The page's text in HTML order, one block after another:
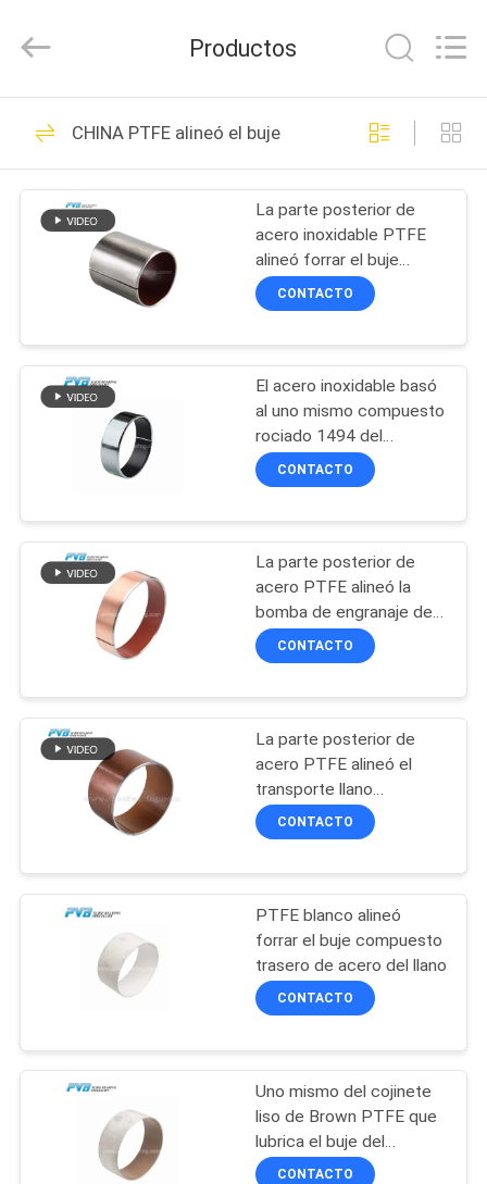
CASA
PRODUCTOS
ESPECTÁCULO
NOSOTROS
RECORRIDO
FÁBRICA
CONTROL
CALIDAD
CONTACTA
NOSOTROS
NOTICIAS
CASOS
Sliding
Bearing
Rights
Transporte de
bronce sólido
10
Transporte de
bronce del grafito
10
Transporte de
bronce envuelto
PTFE alineó el buje
POM Bushing
8
Productos
CHINA PTFE alineó el buje
La parte posterior de
acero inoxidable PTFE
alineó forrar el buje
lubricado uno mismo
llano compuesto
CONTACTO
El acero inoxidable basó
al uno mismo compuesto
rociado 1494 del
estruendo del buje de
PTFE que lubricaba los
CONTACTO
La parte posterior de
acero PTFE alineó la
bomba de engranaje de
Hydrualic que forraba el
transporte llano
CONTACTO
La parte posterior de
acero PTFE alineó el
transporte llano
compuesto del polímero
de los transportes para
CONTACTO
PTFE blanco alineó
forrar el buje compuesto
trasero de acero del llano
CONTACTO
Uno mismo del cojinete
liso de Brown PTFE que
lubrica el buje del
polímero del metal
CONTACTO